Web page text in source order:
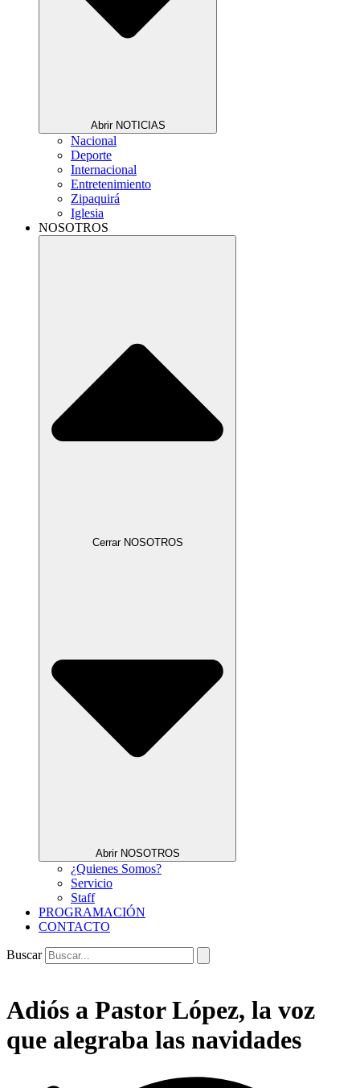
Abrir NOTICIAS
Nacional
Deporte
Internacional
Entretenimiento
Zipaquirá
Iglesia
NOSOTROS
Cerrar NOSOTROS
Abrir NOSOTROS
¿Quienes Somos?
Servicio
Staff
PROGRAMACIÓN
CONTACTO
Buscar
Adiós a Pastor López, la voz
que alegraba las navidades